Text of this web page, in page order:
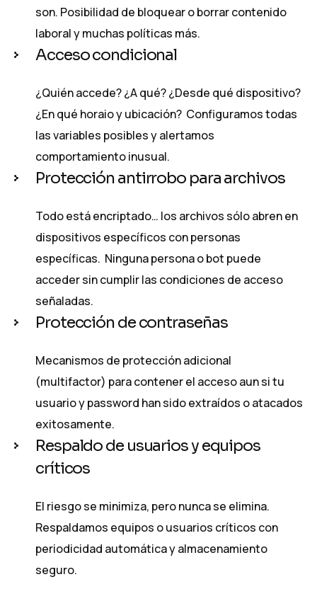
son. Posibilidad de bloquear o borrar contenido
laboral y muchas políticas más.
Acceso condicional
¿Quién accede? ¿A qué? ¿Desde qué dispositivo?
¿En qué horaio y ubicación? Configuramos todas
las variables posibles y alertamos
comportamiento inusual.
Protección antirrobo para archivos
Todo está encriptado… los archivos sólo abren en
dispositivos específicos con personas
específicas. Ninguna persona o bot puede
acceder sin cumplir las condiciones de acceso
señaladas.
Protección de contraseñas
Mecanismos de protección adicional
(multifactor) para contener el acceso aun si tu
usuario y password han sido extraídos o atacados
exitosamente.
Respaldo de usuarios y equipos
críticos
El riesgo se minimiza, pero nunca se elimina.
Respaldamos equipos o usuarios críticos con
periodicidad automática y almacenamiento
seguro.